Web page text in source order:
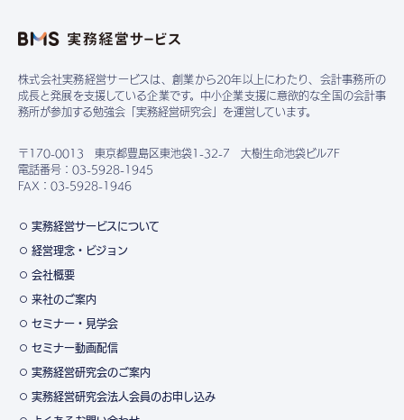
株式会社実務経営サービスは、創業から20年以上にわたり、会計事務所の
成長と発展を支援している企業です。中小企業支援に意欲的な全国の会計事
務所が参加する勉強会「実務経営研究会」を運営しています。
〒170-0013 東京都豊島区東池袋1-32-7 大樹生命池袋ビル7F
電話番号：03-5928-1945
FAX：03-5928-1946
実務経営サービスについて
経営理念・ビジョン
会社概要
来社のご案内
セミナー・見学会
セミナー動画配信
実務経営研究会のご案内
実務経営研究会法人会員のお申し込み